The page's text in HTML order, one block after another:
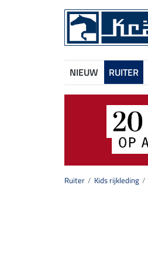
NIEUW RUITER
Ruiter Kids rijkleding